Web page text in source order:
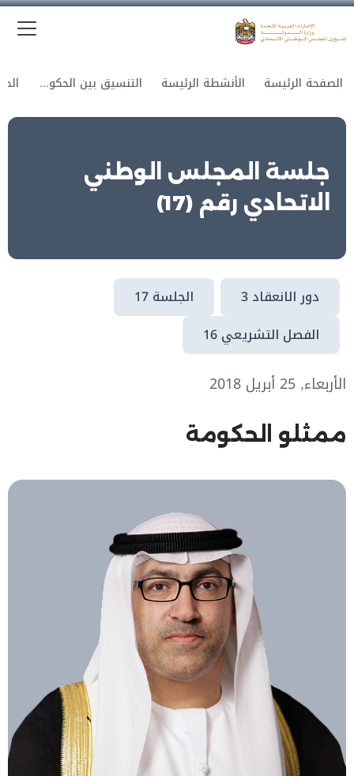
الصفحة الرئيسة الأنشطة الرئيسة التنسيق بين الحكومة والمجلس
جلسة المجلس الوطني
الاتحادي رقم (17)
دور الانعقاد 3
الجلسة 17
الفصل التشريعي 16
الأربعاء, 25 أبريل 2018
ممثلو الحكومة